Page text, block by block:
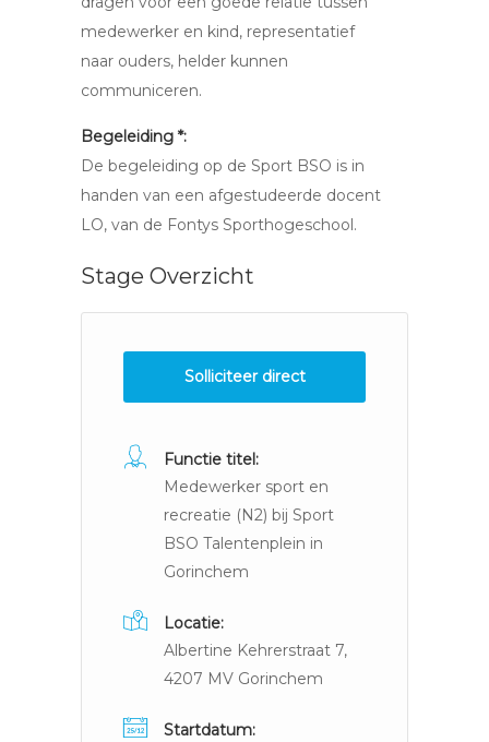
medewerker en kind, representatief
naar ouders, helder kunnen
communiceren.
Begeleiding *:
De begeleiding op de Sport BSO is in
handen van een afgestudeerde docent
LO, van de Fontys Sporthogeschool.
Stage Overzicht
Solliciteer direct
Functie titel:
Medewerker sport en
recreatie (N2) bij Sport
BSO Talentenplein in
Gorinchem
Locatie:
Albertine Kehrerstraat 7,
4207 MV Gorinchem
Startdatum: